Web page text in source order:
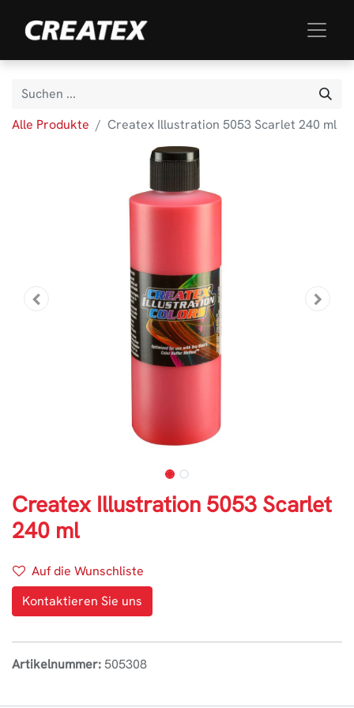
Alle Produkte Createx Illustration 5053 Scarlet 240 ml
Createx Illustration 5053 Scarlet
240 ml
Auf die Wunschliste
Kontaktieren Sie uns
Artikelnummer:505308